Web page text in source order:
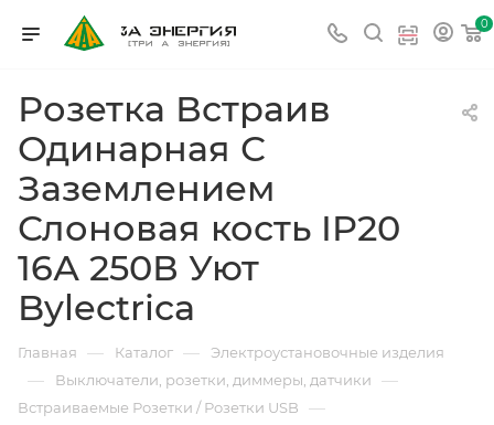
0
Розетка Встраив
Одинарная С
Заземлением
Слоновая кость IP20
16А 250В Уют
Bylectrica
Главная — Каталог — Электроустановочные изделия
— Выключатели, розетки, диммеры, датчики —
Встраиваемые Розетки / Розетки USB —